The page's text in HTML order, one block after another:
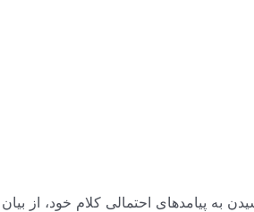
به پیامدهای احتمالی کلام خود،